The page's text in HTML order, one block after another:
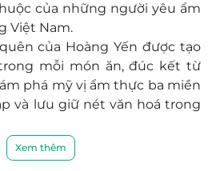
của những người yêu ẩm
Việt Nam.
của Hoàng Yến được tạo
mỗi món ăn, đúc kết từ
phá mỹ vị ẩm thực ba miền
và lưu giữ nét văn hoá trong
phục khách hàng dù là
những món ăn rất riêng từ
Xem thêm